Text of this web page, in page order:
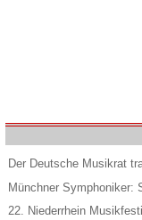
Der Deutsche Musikrat
Münchner Symphoniker:
22. Niederrhein